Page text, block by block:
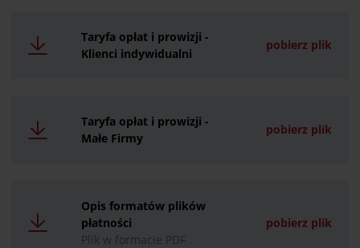
Taryfa opłat i prowizji -
Klienci indywidualni
pobierz plik
Taryfa opłat i prowizji -
Małe Firmy
pobierz plik
Opis formatów plików
płatności
Plik w formacie PDF
pobierz plik